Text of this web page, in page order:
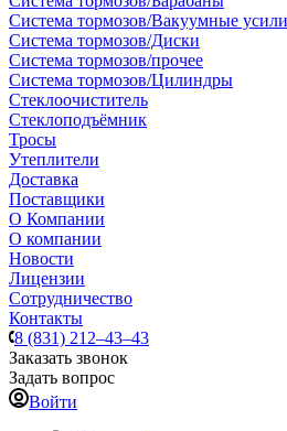
Система тормозов/Вакуумные
Система тормозов/Диски
Система тормозов/прочее
Система тормозов/Цилиндры
Стеклоочиститель
Стеклоподъёмник
Тросы
Утеплители
Доставка
Поставщики
О Компании
О компании
Новости
Лицензии
Сотрудничество
Контакты
8 (831) 212–43–43
Заказать звонок
Задать вопрос
Войти